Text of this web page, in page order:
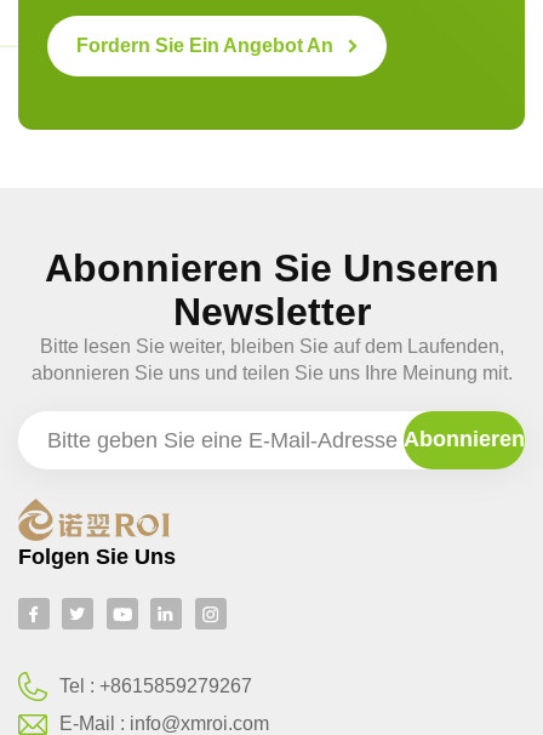
Fordern Sie Ein Angebot An
Abonnieren Sie Unseren
Newsletter
Bitte lesen Sie weiter, bleiben Sie auf dem Laufenden,
abonnieren Sie uns und teilen Sie uns Ihre Meinung mit.
Folgen Sie Uns
Tel :+8615859279267
E-Mail : info@xmroi.com